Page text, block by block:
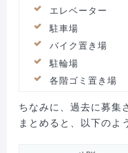
エレベーター
駐車場
バイク置き場
駐輪場
各階ゴミ置き場
ちなみに、過去に募集
まとめると、以下のよ